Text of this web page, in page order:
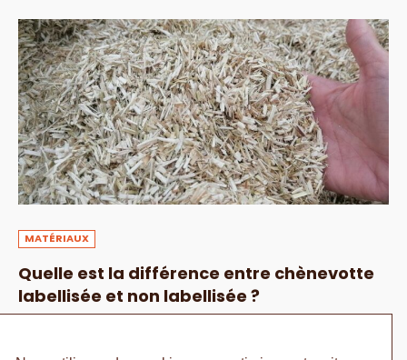
MATÉRIAUX
Quelle est la différence entre chènevotte
labellisée et non labellisée ?
21 SEPTEMBRE 2023